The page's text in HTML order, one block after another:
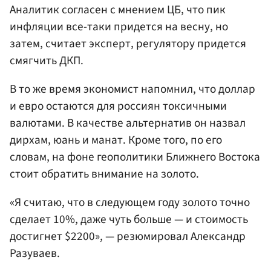
Аналитик согласен с мнением ЦБ, что пик
инфляции все-таки придется на весну, но
затем, считает эксперт, регулятору придется
смягчить ДКП.
В то же время экономист напомнил, что доллар
и евро остаются для россиян токсичными
валютами. В качестве альтернатив он назвал
дирхам, юань и манат. Кроме того, по его
словам, на фоне геополитики Ближнего Востока
стоит обратить внимание на золото.
«Я считаю, что в следующем году золото точно
сделает 10%, даже чуть больше — и стоимость
достигнет $2200», — резюмировал Александр
Разуваев.